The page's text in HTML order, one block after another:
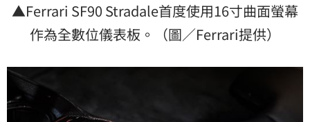
▲Ferrari SF90 Stradale首度使用16寸曲面螢幕
作為全數位儀表板。（圖／Ferrari提供）